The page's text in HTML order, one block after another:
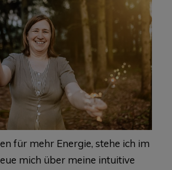
für mehr Energie, stehe ich im
mich über meine intuitive